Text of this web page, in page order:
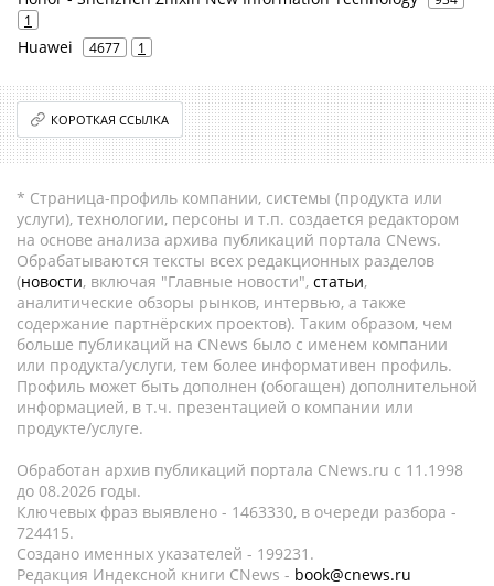
1
Huawei 4677 1
КОРОТКАЯ ССЫЛКА
* Страница-профиль компании, системы (продукта или
услуги), технологии, персоны и т.п. создается редактором
на основе анализа архива публикаций портала CNews.
Обрабатываются тексты всех редакционных разделов
(новости, включая "Главные новости", статьи,
аналитические обзоры рынков, интервью, а также
содержание партнёрских проектов). Таким образом, чем
больше публикаций на CNews было с именем компании
или продукта/услуги, тем более информативен профиль.
Профиль может быть дополнен (обогащен) дополнительной
информацией, в т.ч. презентацией о компании или
продукте/услуге.
Обработан архив публикаций портала CNews.ru c 11.1998
до 08.2026 годы.
Ключевых фраз выявлено - 1463330, в очереди разбора -
724415.
Создано именных указателей - 199231.
Редакция Индексной книги CNews - book@cnews.ru